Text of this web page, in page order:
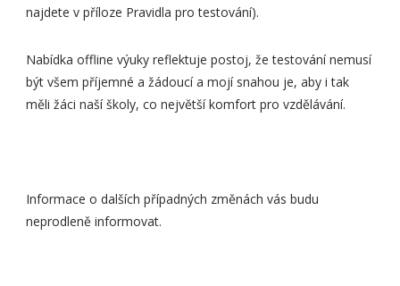
najdete v příloze Pravidla pro testování).
Nabídka offline výuky reflektuje postoj, že testování nemusí
být všem příjemné a žádoucí a mojí snahou je, aby i tak
měli žáci naší školy, co největší komfort pro vzdělávání.
Informace o dalších případných změnách vás budu
neprodleně informovat.